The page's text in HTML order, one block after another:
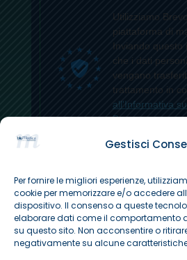
Gestisci
Per fornire le migliori esperienze,
cookie per memorizzare e/o accedere
dispositivo. Il consenso a queste
elaborare dati come il comportamento
su questo sito. Non acconsentire o
negativamente su alcune
Utilizziamo
piattaforma di
Inviando questo
che i dati
vengano
trattamento in
all'Informativa
Brevo.
ISCRIVITI